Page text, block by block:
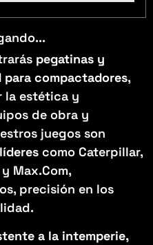
pegatinas y
compactadores,
la estética y
de obra y
juegos son
como Caterpillar,
Max.Com,
precisión en los
a la intemperie,